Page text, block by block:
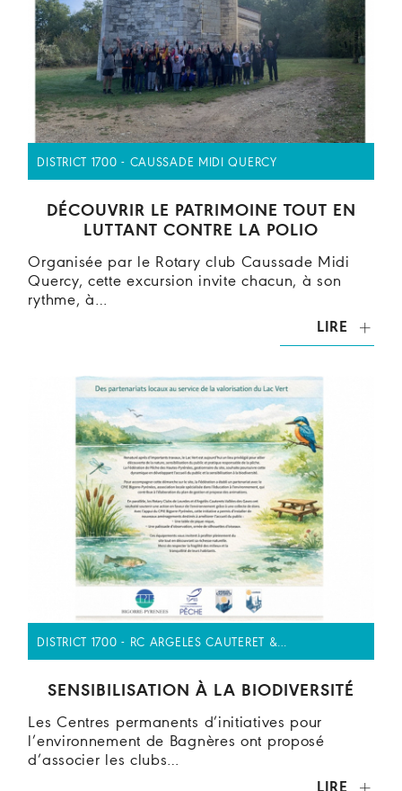
DISTRICT 1700 - CAUSSADE MIDI QUERCY
DÉCOUVRIR LE PATRIMOINE TOUT EN
LUTTANT CONTRE LA POLIO
Organisée par le Rotary club Caussade Midi
Quercy, cette excursion invite chacun, à son
rythme, à…
LIRE
DISTRICT 1700 - RC ARGELES CAUTERET &…
SENSIBILISATION À LA BIODIVERSITÉ
Les Centres permanents d’initiatives pour
l’environnement de Bagnères ont proposé
d’associer les clubs…